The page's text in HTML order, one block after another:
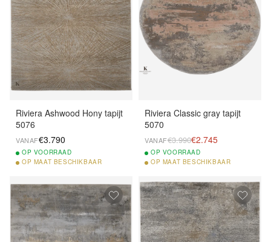
Riviera Ashwood Hony tapijt
5076
VANAF€3.790
OP VOORRAAD
OP MAAT BESCHIKBAAR
Riviera Classic gray tapijt
5070
VANAF€3.990€2.745
OP VOORRAAD
OP MAAT BESCHIKBAAR